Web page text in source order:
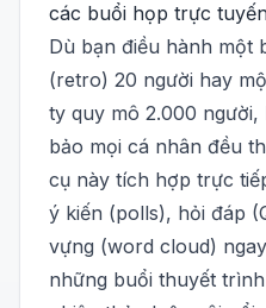
các buổi họp trực
Dù bạn điều hành một
(retro) 20 người hay
ty quy mô 2.000 người,
bảo mọi cá nhân đều
cụ này tích hợp trực
ý kiến (polls), hỏi đáp
vựng (word cloud)
những buổi thuyết